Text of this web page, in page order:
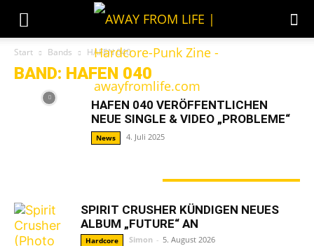
Start Bands HAFEN 040
BAND: HAFEN 040
HAFEN 040 VERÖFFENTLICHEN
NEUE SINGLE & VIDEO „PROBLEME“
News 4. Juli 2025
SPIRIT CRUSHER KÜNDIGEN NEUES
ALBUM „FUTURE“ AN
Hardcore Simon - 5. August 2026